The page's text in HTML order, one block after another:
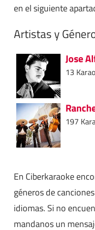
en el siguiente
Artistas y
Jose
13
197
En Ciberkaraoke
géneros de
idiomas. Si no
mandanos un